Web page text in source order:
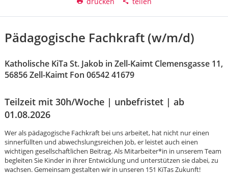
Pädagogische Fachkraft (w/m/d)
Katholische KiTa St. Jakob in Zell-Kaimt Clemensgasse 11,
56856 Zell-Kaimt Fon 06542 41679
Teilzeit mit 30h/Woche | unbefristet | ab
01.08.2026
Wer als pädagogische Fachkraft bei uns arbeitet, hat nicht nur einen
sinnerfüllten und abwechslungsreichen Job, er leistet auch einen
wichtigen gesellschaftlichen Beitrag. Als Mitarbeiter*in in unserem Team
begleiten Sie Kinder in ihrer Entwicklung und unterstützen sie dabei, zu
wachsen. Gemeinsam gestalten wir in unseren 151 KiTas Zukunft!